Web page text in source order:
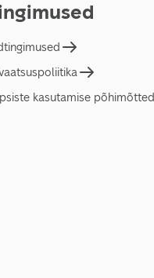
kasutamise põhimõtted